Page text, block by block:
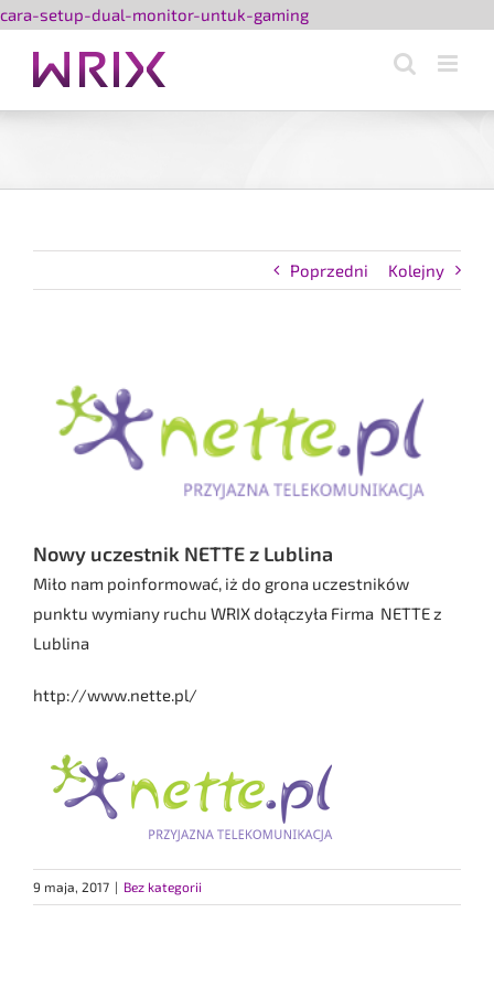
cara-setup-dual-monitor-untuk-gamingPrzejdź
Poprzedni Kolejny
większy
obrazek
Nowy uczestnik NETTE z Lublina
Miło nam poinformować, iż do grona uczestników
punktu wymiany ruchu WRIX dołączyła Firma NETTE z
Lublina
http://www.nette.pl/
9 maja, 2017 | Bez kategorii